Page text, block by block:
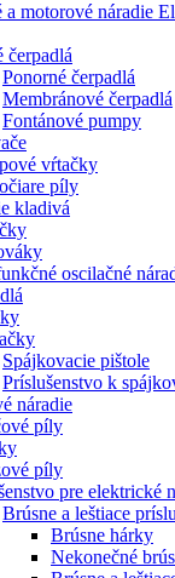
čerpadlá
Ponorné čerpadlá
Membránové čerpadlá
Fontánové pumpy
vŕtačky
píly
kladivá
oscilačné
Spájkovacie pištole
Príslušenstvo k
náradie
píly
píly
pre elektrické
Brúsne a leštiace
Brúsne hárky
Nekonečné